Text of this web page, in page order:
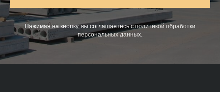
Нажимая на кнопку, вы соглашаетесь сполитикой обработки
персональных данных